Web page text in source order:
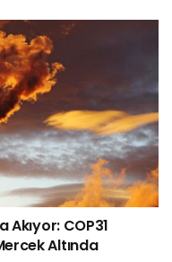
COP31
Altında